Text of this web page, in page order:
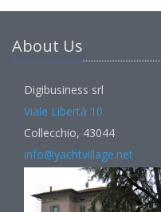
About Us
Digibusiness srl
Viale Libertà 10
Collecchio, 43044
info@yachtvillage.net